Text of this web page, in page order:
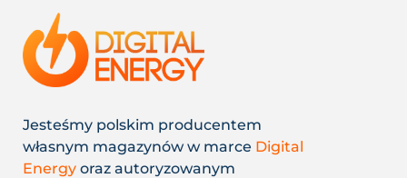
Jesteśmy polskim producentem
własnym magazynów w marce Digital
Energy oraz autoryzowanym